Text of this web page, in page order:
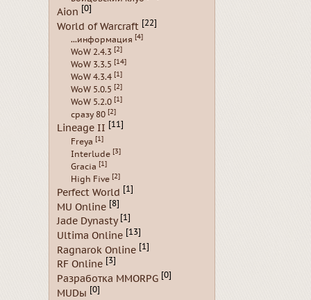
Aion [0]
World of Warcraft [22]
...информация [4]
WoW 2.4.3 [2]
WoW 3.3.5 [14]
WoW 4.3.4 [1]
WoW 5.0.5 [2]
WoW 5.2.0 [1]
сразу 80 [2]
Lineage II [11]
Freya [1]
Interlude [3]
Gracia [1]
High Five [2]
Perfect World [1]
MU Online [8]
Jade Dynasty [1]
Ultima Online [13]
Ragnarok Online [1]
RF Online [3]
Разработка MMORPG [0]
MUDы [0]